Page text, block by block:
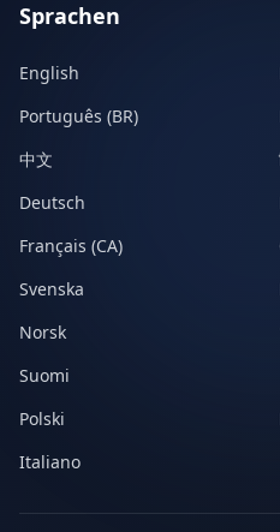
Sprachen
English
Português (BR)
中文
Deutsch
Français (CA)
Svenska
Norsk
Suomi
Polski
Italiano